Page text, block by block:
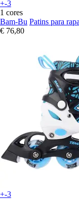
+-3
1 cores
Bam-Bu Patins para
€ 76,80
+-3